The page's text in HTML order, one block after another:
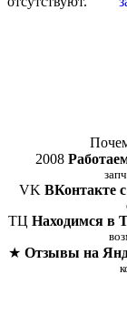
2008
VK ВКонтакте с
ТЦ Находимся в
★ Отзывы на